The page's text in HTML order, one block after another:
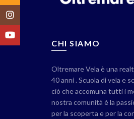
CHI SIAMO
Oltremare Vela è una
40 anni . Scuola di vela e
ciò che accomuna tutti i
nostra comunità è la
per la scoperta e per la